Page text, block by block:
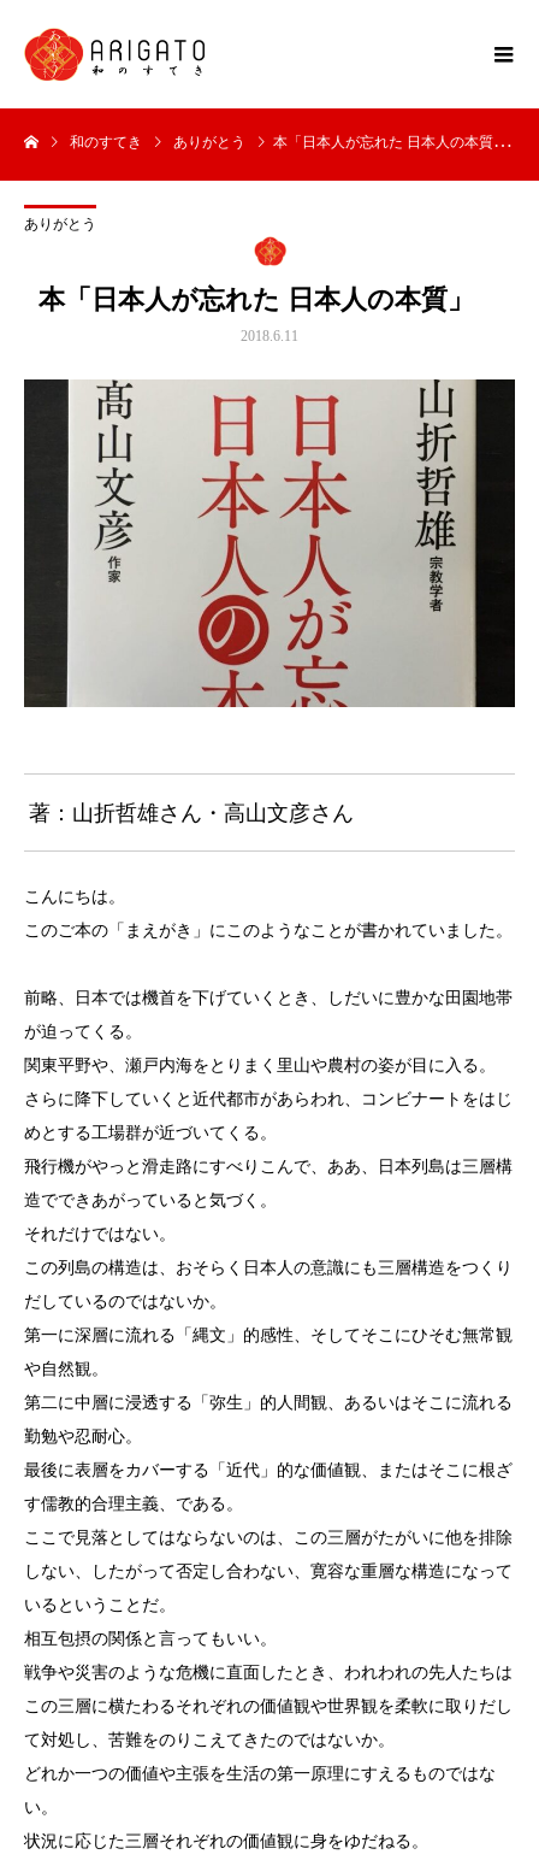
和のすてき ありがとう 本「日本人が忘れた 日本人の本質」
ありがとう
本「日本人が忘れた 日本人の本質」
2018.6.11
著：山折哲雄さん・高山文彦さん
こんにちは。
このご本の「まえがき」にこのようなことが書かれていました。
前略、日本では機首を下げていくとき、しだいに豊かな田園地帯
が迫ってくる。
関東平野や、瀬戸内海をとりまく里山や農村の姿が目に入る。
さらに降下していくと近代都市があらわれ、コンビナートをはじ
めとする工場群が近づいてくる。
飛行機がやっと滑走路にすべりこんで、ああ、日本列島は三層構
造でできあがっていると気づく。
それだけではない。
この列島の構造は、おそらく日本人の意識にも三層構造をつくり
だしているのではないか。
第一に深層に流れる「縄文」的感性、そしてそこにひそむ無常観
や自然観。
第二に中層に浸透する「弥生」的人間観、あるいはそこに流れる
勤勉や忍耐心。
最後に表層をカバーする「近代」的な価値観、またはそこに根ざ
す儒教的合理主義、である。
ここで見落としてはならないのは、この三層がたがいに他を排除
しない、したがって否定し合わない、寛容な重層な構造になって
いるということだ。
相互包摂の関係と言ってもいい。
戦争や災害のような危機に直面したとき、われわれの先人たちは
この三層に横たわるそれぞれの価値観や世界観を柔軟に取りだし
て対処し、苦難をのりこえてきたのではないか。
どれか一つの価値や主張を生活の第一原理にすえるものではな
い。
状況に応じた三層それぞれの価値観に身をゆだねる。